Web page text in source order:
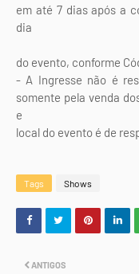
em até 7 dias após a
dia
do evento, conforme
- A Ingresse não é
somente pela venda
e
local do evento é de
Tags Shows
ANTIGOS